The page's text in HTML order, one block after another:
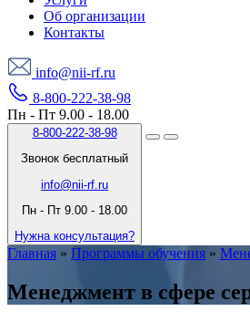
Об организации
Контакты
info@nii-rf.ru
8-800-222-38-98
Пн - Пт 9.00 - 18.00
8-800-222-38-98
Звонок бесплатный
info@nii-rf.ru
Пн - Пт 9.00 - 18.00
Нужна консультация?
Главная » Программы обучения »
Менеджмент в сфере